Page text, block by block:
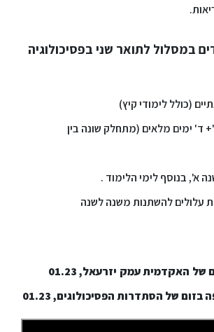
במסלול לתואר שני בפסיכולוגיה
(כולל לימודי קיץ)
ד' ימים מלאים (מתחלק שונה בין
א', בנוסף לימי הלימוד .
עלולים להשתנות משנה לשנה
של הסתדרות הפסיכולוגים, 01.23